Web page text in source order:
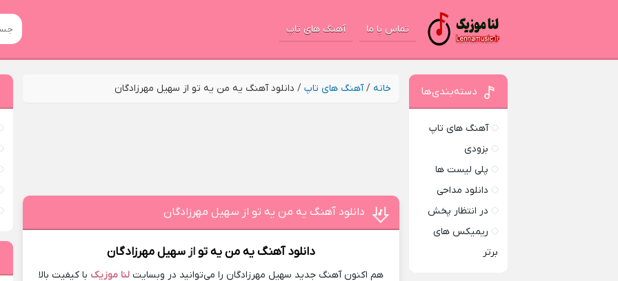
تماس با ما آهنگ های تاپ
خانه /آهنگ های تاپ / دانلود آهنگ یه من یه تو از سهیل مهرزادگان
دانلود آهنگ یه من یه تو از سهیل مهرزادگان
دانلود آهنگیه من یه توازسهیل مهرزادگان
هم اکنون آهنگ جدید سهیل مهرزادگان را می‌توانید در وبسایتلنا موزیک با کیفیت بالا
دسته‌بندی‌ها
آهنگ های تاپ
بزودی
پلی لیست ها
دانلود مداحی
در انتظار پخش
ریمیکس های
برتر